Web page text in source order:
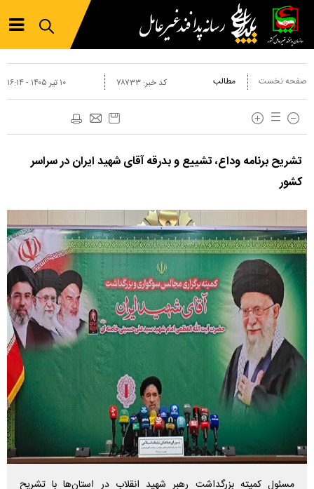
صفحه نخست مطالب ۱۰ تير ۱۴۰۵ - ۱۶:۱۴ کد خبر:۷۸۷۳۳
تشریح برنامه وداع، تشییع و بدرقه آقای شهید ایران در سراسر
کشور
مسئول کمیته بزرگداشت رهبر شهید انقلاب در استان‌ها با تشریح